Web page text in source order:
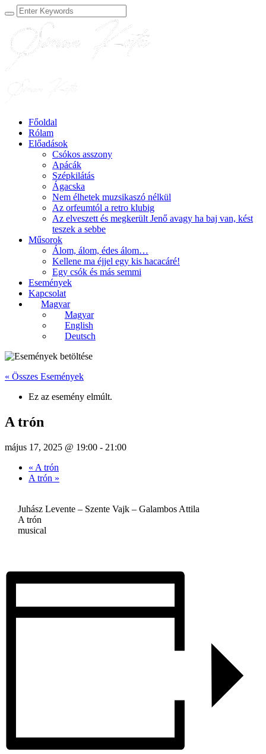
Főoldal
Rólam
Előadások
Csókos asszony
Apácák
Szépkilátás
Ágacska
Nem élhetek muzsikaszó nélkül
Az orfeumtól a retro klubig
Az elveszett és megkerült Jenő avagy ha baj van, kést
teszek a sebbe
Műsorok
Álom, álom, édes álom…
Kellene ma éjjel egy kis hacacáré!
Egy csók és más semmi
Események
Kapcsolat
Magyar
Magyar
English
Deutsch
« Összes Események
Ez az esemény elmúlt.
A trón
május 17, 2025 @ 19:00 - 21:00
« A trón
A trón »
Juhász Levente – Szente Vajk – Galambos Attila
A trón
musical